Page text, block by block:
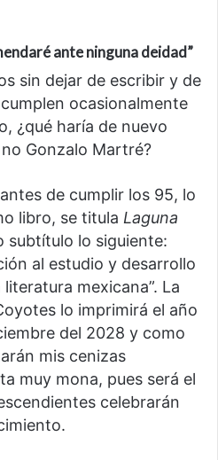
ante ninguna deidad”
sin dejar de escribir y de
ocasionalmente
¿qué haría de nuevo
Gonzalo Martré?
de cumplir los 95, lo
libro, se titula Laguna
subtítulo lo siguiente:
al estudio y desarrollo
mexicana”. La
lo imprimirá el año
del 2028 y como
mis cenizas
muy mona, pues será el
celebrarán